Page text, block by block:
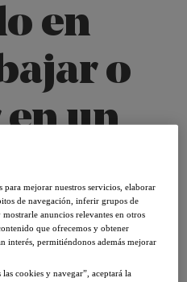
en
o
un
es
mejorar nuestros servicios, elaborar
de navegación, inferir grupos de
anuncios relevantes en otros
que ofrecemos y obtener
interés, permitiéndonos además mejorar
cookies y navegar”, aceptará la